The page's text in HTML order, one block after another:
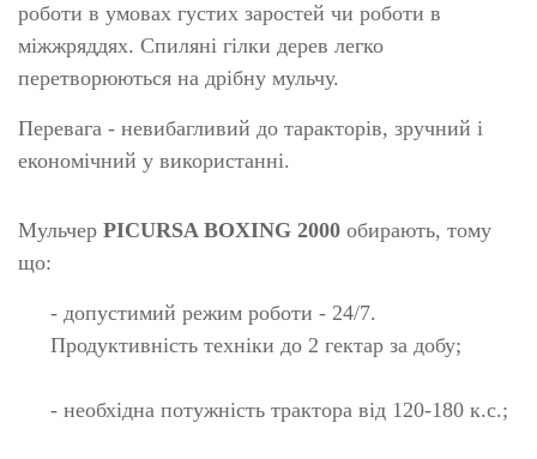
роботи в умовах густих заростей чи роботи в
міжжряддях. Спиляні гілки дерев легко
перетворюються на дрібну мульчу.
Перевага - невибагливий до таракторів, зручний і
економічний у використанні.
Мульчер PICURSA BOXING 2000 обирають, тому
що:
- допустимий режим роботи - 24/7.
Продуктивність техніки до 2 гектар за добу;
- необхідна потужність трактора від 120-180 к.с.;